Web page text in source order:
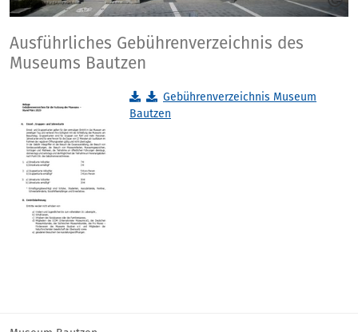
Ausführliches Gebührenverzeichnis des
Museums Bautzen
Gebührenverzeichnis Museum
Bautzen